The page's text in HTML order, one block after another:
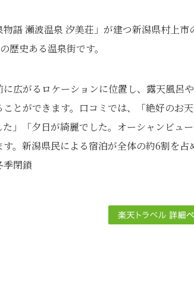
物語 瀬波温泉 汐美荘」が建つ新潟県村上
歴史ある温泉街です。
に広がるロケーションに位置し、露天風呂
とができます。口コミでは、「絶好のお
た」「夕日が綺麗でした。オーシャンビュ
。新潟県民による宿泊が全体の約6割を占
季閉鎖